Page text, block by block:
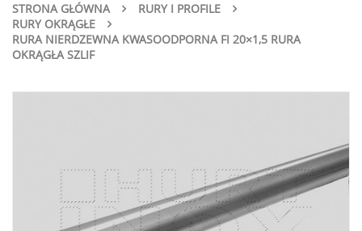
STRONA GŁÓWNA
RURY I PROFILE
RURY OKRĄGŁE
RURA NIERDZEWNA KWASOODPORNA FI 20×1,5 RURA
OKRĄGŁA SZLIF